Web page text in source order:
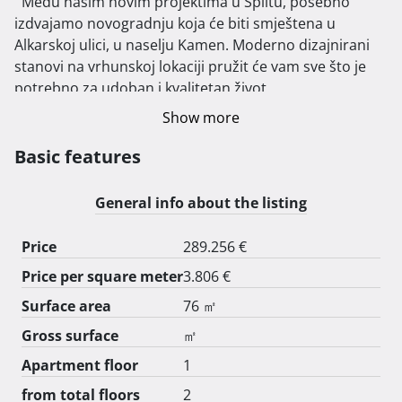
izdvajamo novogradnju koja će biti smještena u
Alkarskoj ulici, u naselju Kamen. Moderno dizajnirani
stanovi na vrhunskoj lokaciji pružit će vam sve što je
potrebno za udoban i kvalitetan život.
Osam stanova u ovoj zgradi dostupno je u različitim
četvornih metara, uključujući jednosobne, dvosobne i
garažama ili vanjskim parkirnim mjestima.
Zgrada se nalazi u blizini svih važnih sadržaja,
uključujući shopping centre City Center One Split i Mall
of Split, kao i osnovnu školu, vrtić, crkvu, ambulantu,
ljekarnu i ostale neophodne usluge, što je čini
idealnom za obitelji, parove i pojedince.
Svi stanovi pažljivo su opremljeni, s naglaskom na
vrhunske materijale i modernu tehnologiju. Savršen su
spoj funkcionalnosti i estetike, prilagođeni svim
potrebama suvremenog života. Ako tražite moderni
Show more
Basic features
General info about the listing
Price
289.256 €
Price per square meter3.806 €
Surface area
76 ㎡
Gross surface
㎡
Apartment floor
1
from total floors
2